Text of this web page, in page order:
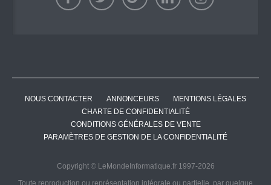
NOUS CONTACTER ANNONCEURS
MENTIONS LÉGALES
CHARTE DE CONFIDENTIALITÉ
CONDITIONS GÉNÉRALES DE VENTE
PARAMÈTRES DE GESTION DE LA CONFIDENTIALITÉ
Copyright © LeMondeInformatique.fr 1997-2026
Toute reproduction ou représentation intégrale ou partielle, par quelque